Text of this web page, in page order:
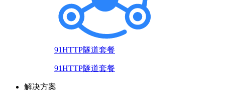
91HTTP隧道套餐
91HTTP隧道套餐
解决方案